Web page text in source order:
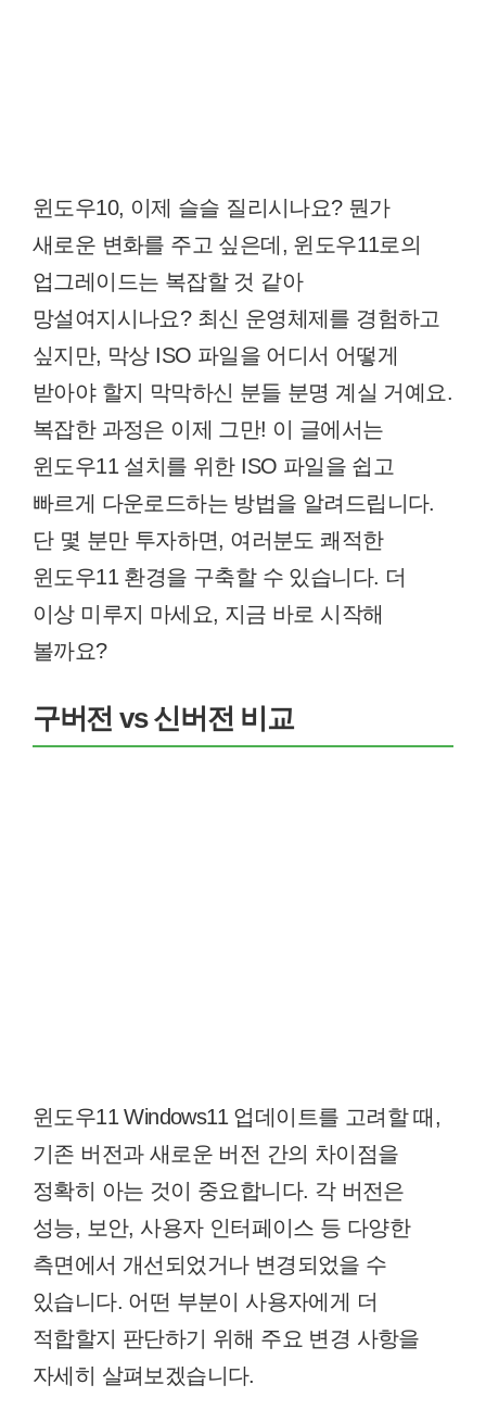
윈도우10, 이제 슬슬 질리시나요? 뭔가
새로운 변화를 주고 싶은데, 윈도우11로의
업그레이드는 복잡할 것 같아
망설여지시나요? 최신 운영체제를 경험하고
싶지만, 막상 ISO 파일을 어디서 어떻게
받아야 할지 막막하신 분들 분명 계실 거예요.
복잡한 과정은 이제 그만! 이 글에서는
윈도우11 설치를 위한 ISO 파일을 쉽고
빠르게 다운로드하는 방법을 알려드립니다.
단 몇 분만 투자하면, 여러분도 쾌적한
윈도우11 환경을 구축할 수 있습니다. 더
이상 미루지 마세요, 지금 바로 시작해
볼까요?
구버전 vs 신버전 비교
윈도우11 Windows11 업데이트를 고려할 때,
기존 버전과 새로운 버전 간의 차이점을
정확히 아는 것이 중요합니다. 각 버전은
성능, 보안, 사용자 인터페이스 등 다양한
측면에서 개선되었거나 변경되었을 수
있습니다. 어떤 부분이 사용자에게 더
적합할지 판단하기 위해 주요 변경 사항을
자세히 살펴보겠습니다.